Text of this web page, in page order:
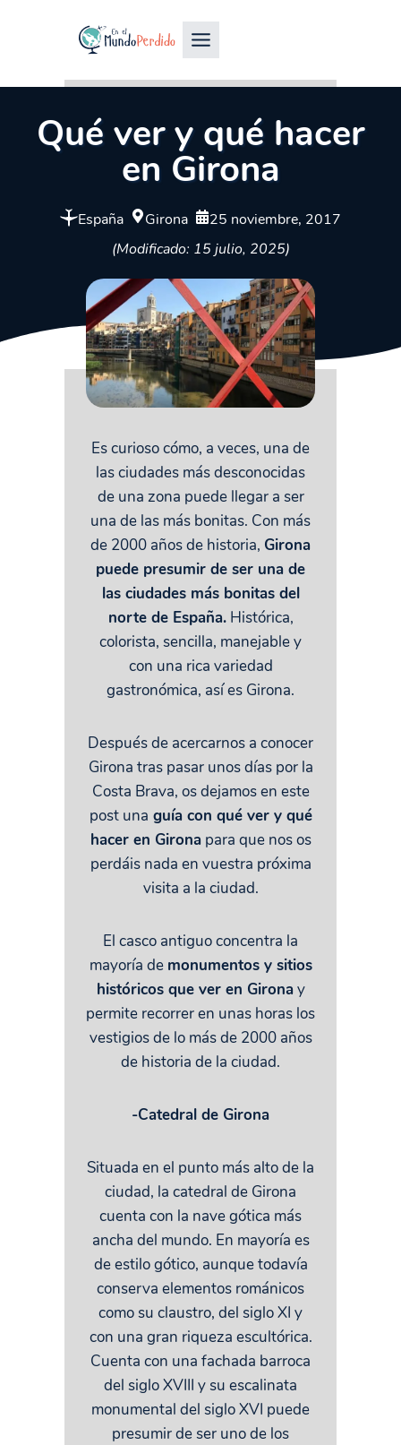
Qué ver y qué hacer
en Girona
España Girona
25 noviembre, 2017
(Modificado: 15 julio, 2025)
Es curioso cómo, a veces, una de
las ciudades más desconocidas
de una zona puede llegar a ser
una de las más bonitas. Con más
de 2000 años de historia, Girona
puede presumir de ser una de
las ciudades más bonitas del
norte de España.Histórica,
colorista, sencilla, manejable y
con una rica variedad
gastronómica, así es Girona.
Después de acercarnos a conocer
Girona tras pasar unos días por la
Costa Brava, os dejamos en este
post una guía con qué ver y qué
hacer en Gironapara que nos os
perdáis nada en vuestra próxima
visita a la ciudad.
El casco antiguo concentra la
mayoría de monumentos y sitios
históricos que ver en Gironay
permite recorrer en unas horas los
vestigios de lo más de 2000 años
de historia de la ciudad.
-Catedral de Girona
Situada en el punto más alto de la
ciudad, la catedral de Girona
cuenta con la nave gótica más
ancha del mundo. En mayoría es
de estilo gótico, aunque todavía
conserva elementos románicos
como su claustro, del siglo XI y
con una gran riqueza escultórica.
Cuenta con una fachada barroca
del siglo XVIII y su escalinata
monumental del siglo XVI puede
presumir de ser uno de los